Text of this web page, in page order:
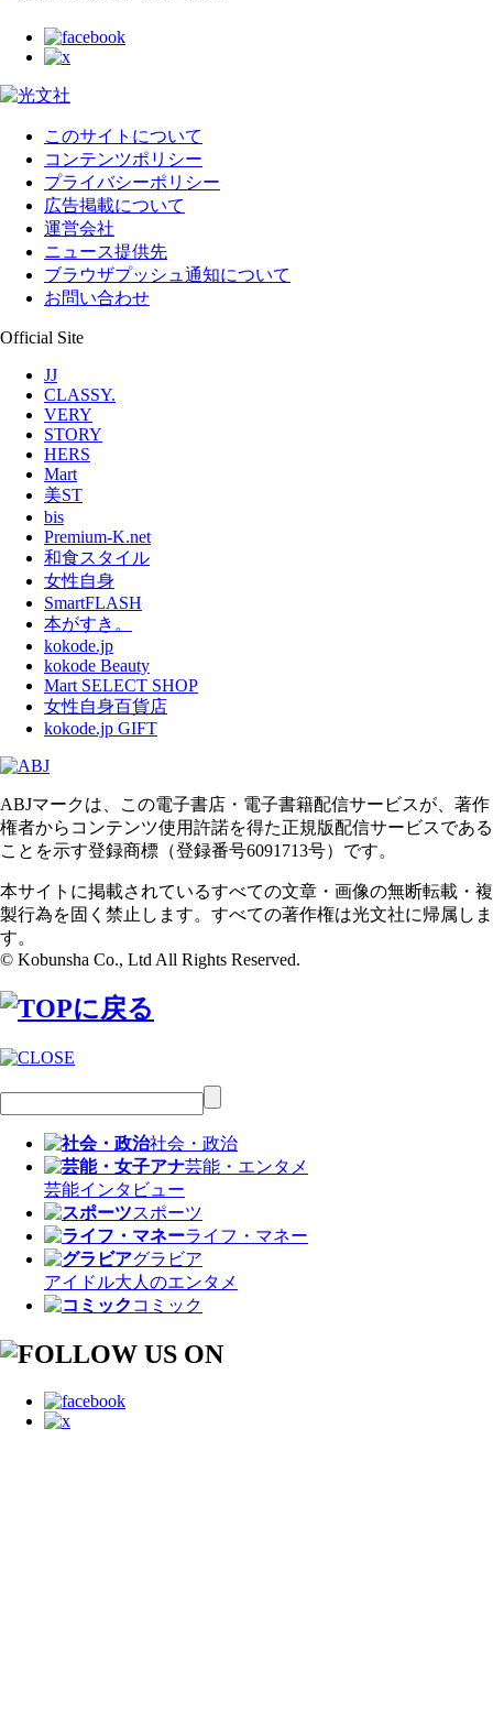
このサイトについて
コンテンツポリシー
プライバシーポリシー
広告掲載について
運営会社
ニュース提供先
ブラウザプッシュ通知について
お問い合わせ
Official Site
JJ
CLASSY.
VERY
STORY
HERS
Mart
美ST
bis
Premium-K.net
和食スタイル
女性自身
SmartFLASH
本がすき。
kokode.jp
kokode Beauty
Mart SELECT SHOP
女性自身百貨店
kokode.jp GIFT
ABJマークは、この電子書店・電子書籍配信サービスが、著作
権者からコンテンツ使用許諾を得た正規版配信サービスである
ことを示す登録商標（登録番号6091713号）です。
本サイトに掲載されているすべての文章・画像の無断転載・複
製行為を固く禁止します。すべての著作権は光文社に帰属しま
す。
© Kobunsha Co., Ltd All Rights Reserved.
社会・政治
芸能・エンタメ
芸能インタビュー
スポーツ
ライフ・マネー
グラビア
アイドル大人のエンタメ
コミック